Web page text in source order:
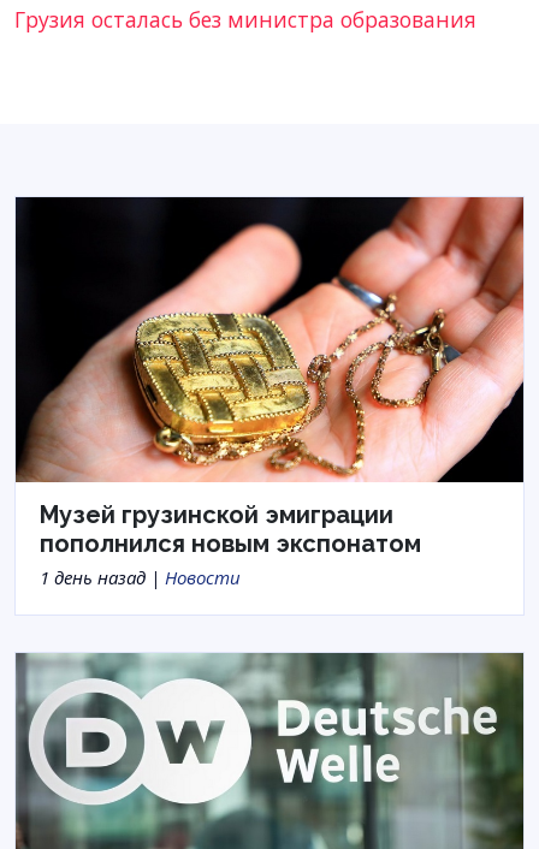
Грузия осталась без министра образования
Музей грузинской эмиграции
пополнился новым экспонатом
1 день назад | Новости